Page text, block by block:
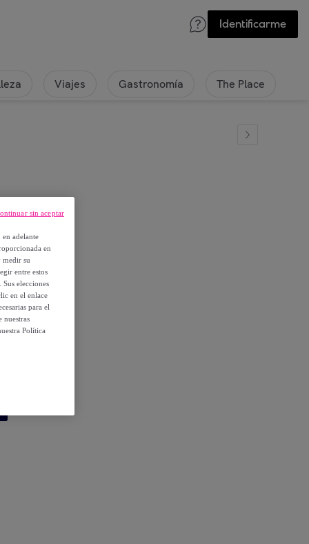
Identificarme
Viajes Gastronomía The Place
adelante
en
medir su
entre estos
elecciones
en el enlace
para el
nuestras
Política
sin aceptar